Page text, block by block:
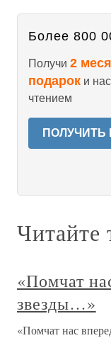
Более 800
Получи 2
подарок и
чтением
ПОЛУЧИТЬ
Читайте
«Помчат
звезды…»
«Помчат нас